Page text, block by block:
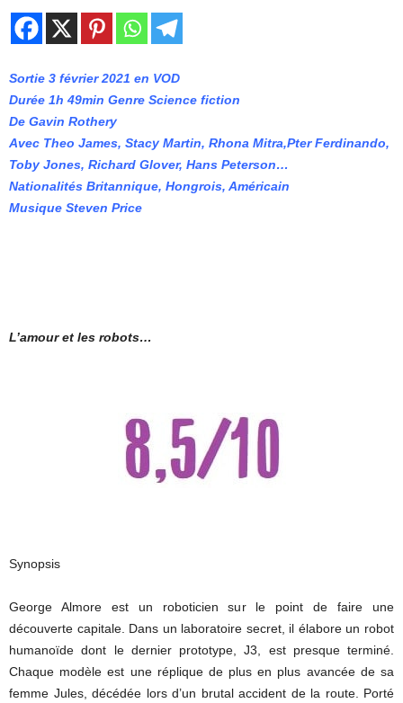
Sortie 3 février 2021 en VOD
Durée 1h 49min Genre Science fiction
De Gavin Rothery
Avec Theo James, Stacy Martin, Rhona Mitra,Pter Ferdinando,
Toby Jones, Richard Glover, Hans Peterson…
Nationalités Britannique, Hongrois, Américain
Musique Steven Price
L’amour et les robots…
Synopsis
George Almore est un roboticien sur le point de faire une
découverte capitale. Dans un laboratoire secret, il élabore un robot
humanoïde dont le dernier prototype, J3, est presque terminé.
Chaque modèle est une réplique de plus en plus avancée de sa
femme Jules, décédée lors d’un brutal accident de la route. Porté